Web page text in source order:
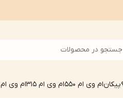
جستجو در محصولات
پیکانام وی ام 550 ام وی ام 315 ام وی ام X33